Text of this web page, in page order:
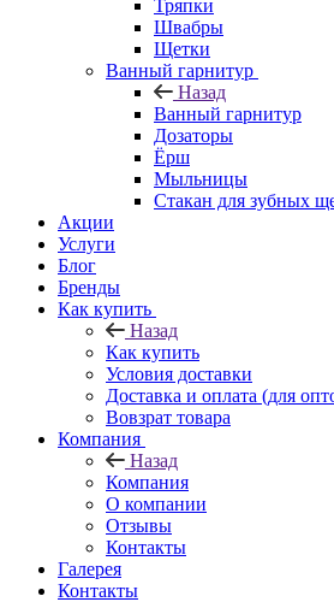
Тряпки
Швабры
Щетки
Ванный гарнитур
Назад
Ванный гарнитур
Дозаторы
Ёрш
Мыльницы
Стакан для зубных
Акции
Услуги
Блог
Бренды
Как купить
Назад
Как купить
Условия доставки
Доставка и оплата (для
Вовзрат товара
Компания
Назад
Компания
О компании
Отзывы
Контакты
Галерея
Контакты